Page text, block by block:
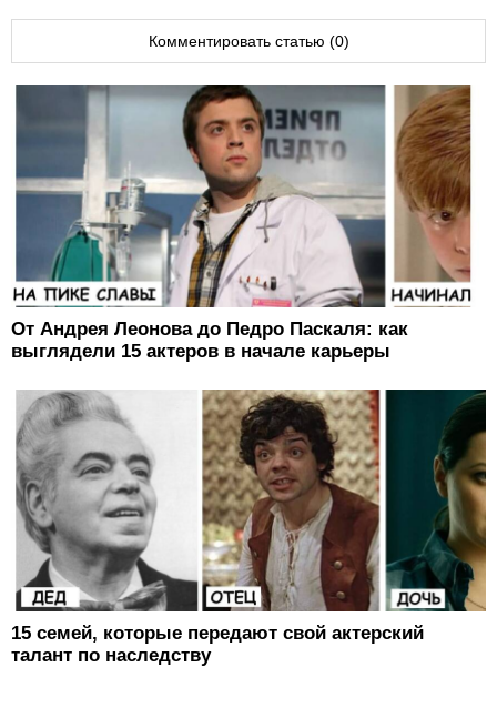
Комментировать статью (0)
От Андрея Леонова до Педро Паскаля: как
выглядели 15 актеров в начале карьеры
15 семей, которые передают свой актерский
талант по наследству